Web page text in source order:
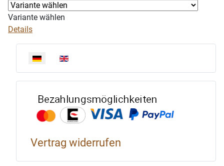
Sprache auswählen
Vertrag widerrufen
Variante wählen
Details